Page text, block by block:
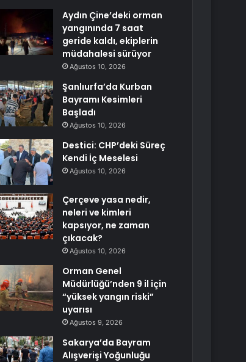
Aydın Çine’deki orman
yangınında 7 saat
geride kaldı, ekiplerin
müdahalesi sürüyor
Ağustos 10, 2026
Şanlıurfa’da Kurban
Bayramı Kesimleri
Başladı
Ağustos 10, 2026
Destici: CHP’deki Süreç
Kendi İç Meselesi
Ağustos 10, 2026
Çerçeve yasa nedir,
neleri ve kimleri
kapsıyor, ne zaman
çıkacak?
Ağustos 10, 2026
Orman Genel
Müdürlüğü’nden 9 il için
“yüksek yangın riski”
uyarısı
Ağustos 9, 2026
Sakarya’da Bayram
Alışverişi Yoğunluğu